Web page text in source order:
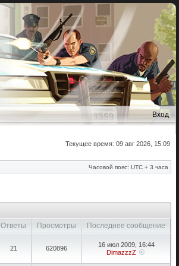
Вход
Текущее время: 09 авг 2026, 15:09
Часовой пояс: UTC + 3 часа
Ответы Просмотры Последнее сообщение
21 620896
16 июл 2009, 16:44
DimazzzZ